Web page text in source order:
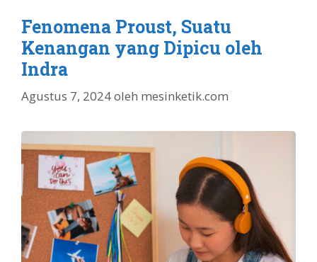
Fenomena Proust, Suatu
Kenangan yang Dipicu oleh
Indra
Agustus 7, 2024oleh mesinketik.com